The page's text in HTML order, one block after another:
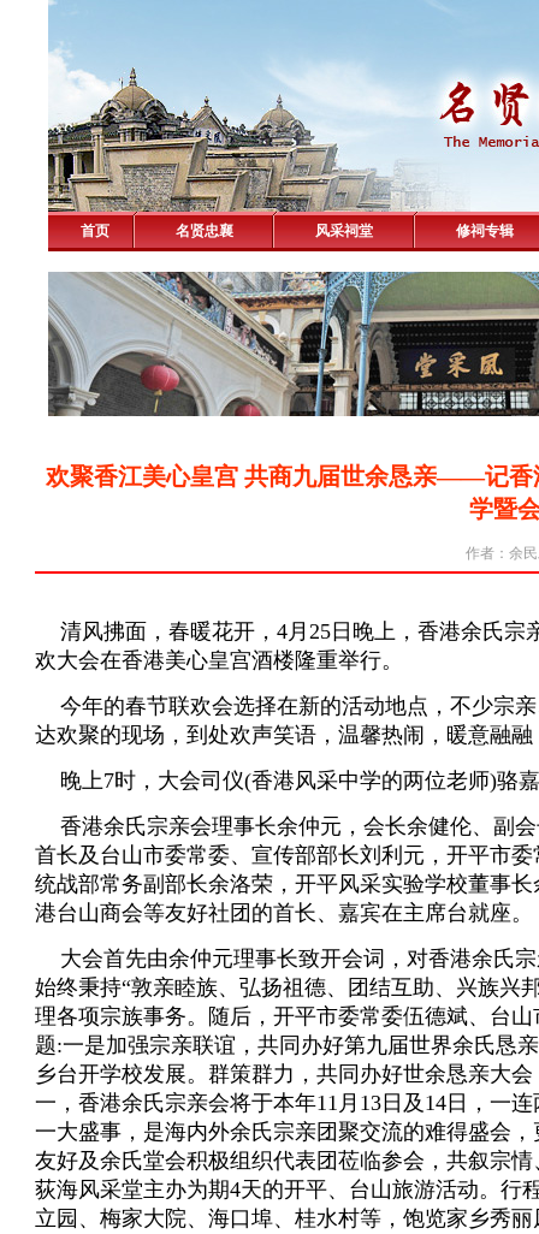
首页 名贤忠襄 风采祠堂 修祠专辑
欢聚香江美心皇宫 共商九届世余恳亲——记香
学暨
作者：余
清风拂面，春暖花开，4月25 日晚上，香港余氏宗
欢大会在香港美心皇宫酒楼隆重举行。
今年的春节联欢会选择在新的活动地点，不少宗
达欢聚的现场，到处欢声笑语，温馨热闹，暖意融
晚上7时，大会司仪(香港风采中学的两位老师)骆
香港余氏宗亲会理事长余仲元，会长余健伦、副
首长及台山市委常委、宣传部部长刘利元，开平市
统战部常务副部长余洛荣，开平风采实验学校董事
港台山商会等友好社团的首长、嘉宾在主席台就座。
大会首先由余仲元理事长致开会词，对香港余氏
始终秉持“敦亲睦族、弘扬祖德、团结互助、兴族兴
理各项宗族事务。随后，开平市委常委伍德斌、台
题:一是加强宗亲联谊，共同办好第九届世界余氏恳
乡台开学校发展。群策群力，共同办好世余恳亲大
一，香港余氏宗亲会将于本年11 月 13 日及 14 日，一
一大盛事，是海内外余氏宗亲团聚交流的难得盛会
友好及余氏堂会积极组织代表团莅临参会，共叙宗
荻海风采堂主办为期4天的开平、台山旅游活动。行
立园、梅家大院、海口埠、桂水村等，饱览家乡秀丽